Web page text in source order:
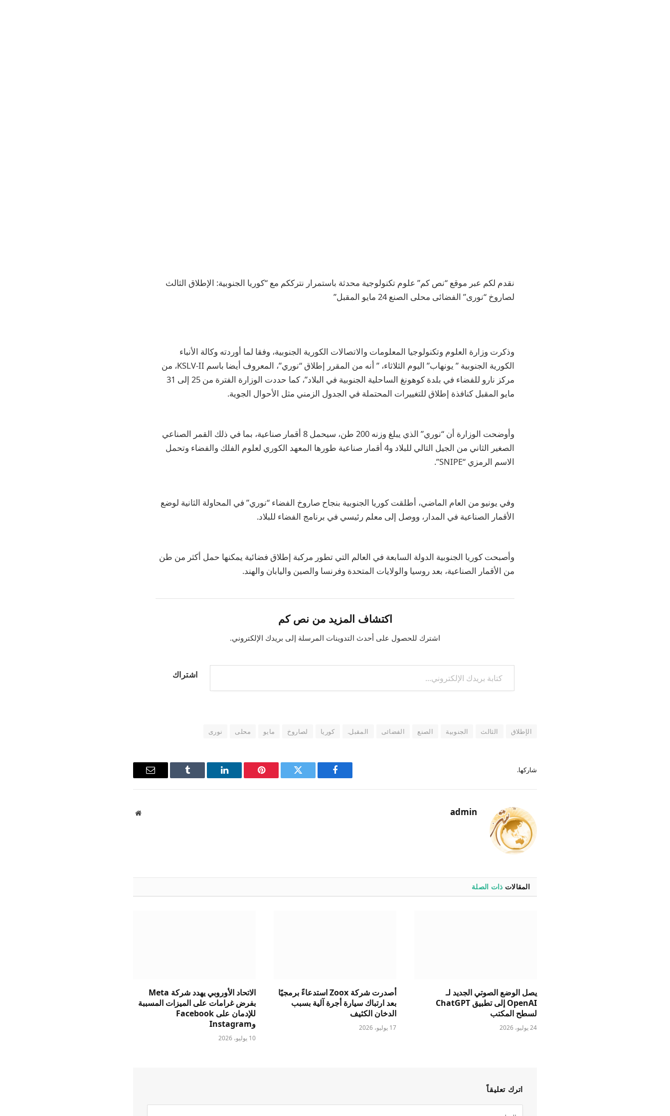
نقدم لكم عبر موقع “نص كم” علوم تكنولوجية محدثة باستمرار نترككم مع “كوريا الجنوبية: الإطلاق الثالث
لصاروخ “نورى” الفضائى محلى الصنع 24 مايو المقبل”
وذكرت وزارة العلوم وتكنولوجيا المعلومات والاتصالات الكورية الجنوبية، وفقا لما أوردته وكالة الأنباء
الكورية الجنوبية ” يونهاب” اليوم الثلاثاء، ” أنه من المقرر إطلاق “نوري”، المعروف أيضا باسم KSLV-II، من
مركز نارو للفضاء في بلدة كوهونغ الساحلية الجنوبية في البلاد”، كما حددت الوزارة الفترة من 25 إلى 31
مايو المقبل كنافذة إطلاق للتغييرات المحتملة في الجدول الزمني مثل الأحوال الجوية.
وأوضحت الوزارة أن “نوري” الذي يبلغ وزنه 200 طن، سيحمل 8 أقمار صناعية، بما في ذلك القمر الصناعي
الصغير الثاني من الجيل التالي للبلاد و4 أقمار صناعية طورها المعهد الكوري لعلوم الفلك والفضاء وتحمل
الاسم الرمزي “SNIPE”.
وفي يونيو من العام الماضي، أطلقت كوريا الجنوبية بنجاح صاروخ الفضاء “نوري” في المحاولة الثانية لوضع
الأقمار الصناعية في المدار، ووصل إلى معلم رئيسي في برنامج الفضاء للبلاد.
وأصبحت كوريا الجنوبية الدولة السابعة في العالم التي تطور مركبة إطلاق فضائية يمكنها حمل أكثر من طن
من الأقمار الصناعية، بعد روسيا والولايات المتحدة وفرنسا والصين واليابان والهند.
اكتشاف المزيد من نص كم
اشترك للحصول على أحدث التدوينات المرسلة إلى بريدك الإلكتروني.
كتابة بريدك الإلكتروني...
اشتراك
الإطلاق الثالث الجنوبية الصنع الفضائى المقبل. كوريا لصاروخ مايو محلى نورى
شاركها.
فيسبوك
تويتر بينتيريستلينكدإن Tumblr
البريد
admin
موقع
المقالات ذات الصلة
يصل الوضع الصوتي الجديد لـ
OpenAI إلى تطبيق ChatGPT
لسطح المكتب
24 يوليو، 2026
أصدرت شركة Zoox استدعاءً برمجيًا
بعد ارتباك سيارة أجرة آلية بسبب
الدخان الكثيف
17 يوليو، 2026
الاتحاد الأوروبي يهدد شركة Meta
بفرض غرامات على الميزات المسببة
للإدمان على Facebook
وInstagram
10 يوليو، 2026
اترك تعليقاً